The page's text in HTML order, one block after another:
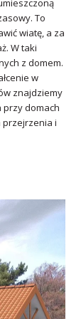
To
wiatę, a za
W taki
z domem.
w
znajdziemy
przy domach
przejrzenia i